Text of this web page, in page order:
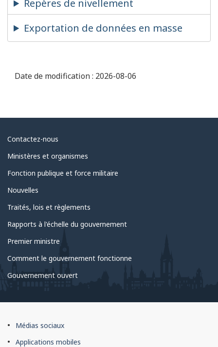
Repères de nivellement
Exportation de données en masse
Date de modification : 2026-08-06
Au
sujet
du
gouvernement
Contactez-nous
Ministères et organismes
Fonction publique et force militaire
Nouvelles
Traités, lois et règlements
Rapports à l'échelle du gouvernement
Premier ministre
Comment le gouvernement fonctionne
Gouvernement ouvert
À
propos
Médias sociaux
Applications mobiles